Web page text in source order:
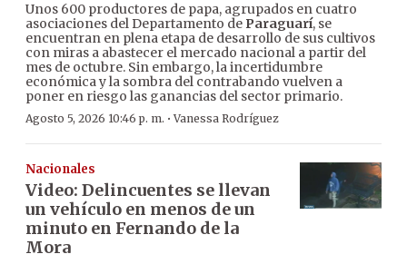
Unos 600 productores de papa, agrupados en cuatro
asociaciones del Departamento de Paraguarí, se
encuentran en plena etapa de desarrollo de sus cultivos
con miras a abastecer el mercado nacional a partir del
mes de octubre. Sin embargo, la incertidumbre
económica y la sombra del contrabando vuelven a
poner en riesgo las ganancias del sector primario.
Agosto 5, 2026 10:46 p. m. ·Vanessa Rodríguez
Nacionales
Video: Delincuentes se llevan
un vehículo en menos de un
minuto en Fernando de la
Mora